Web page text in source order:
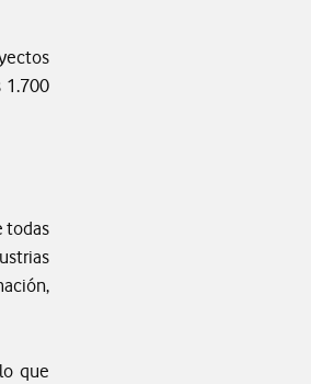
1.700
todas
que